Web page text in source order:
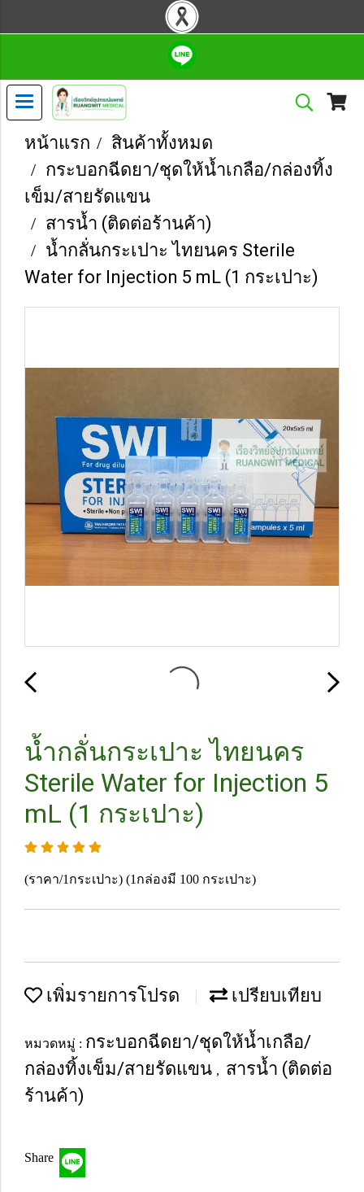
หน้าแรก
สินค้าทั้งหมด
กระบอกฉีดยา/ชุดให้น้ำเกลือ/กล่องทิ้ง
เข็ม/สายรัดแขน
สารน้ำ (ติดต่อร้านค้า)
น้ำกลั่นกระเปาะ ไทยนคร Sterile
Water for Injection 5 mL (1 กระเปาะ)
น้ำกลั่นกระเปาะ ไทยนคร
Sterile Water for Injection 5
mL (1 กระเปาะ)
(ราคา/1กระเปาะ) (1กล่องมี 100 กระเปาะ)
เพิ่มรายการโปรด เปรียบเทียบ
หมวดหมู่ : กระบอกฉีดยา/ชุดให้น้ำเกลือ/
กล่องทิ้งเข็ม/สายรัดแขน , สารน้ำ (ติดต่อ
ร้านค้า)
Share